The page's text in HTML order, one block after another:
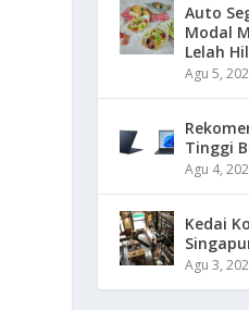
Auto
Modal
Lelah
Agu 5,
Tinggi
Agu 4,
Kedai
Agu 3,